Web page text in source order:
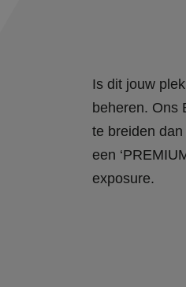
Is dit jouw
beheren. Ons
te breiden dan
een
exposure.